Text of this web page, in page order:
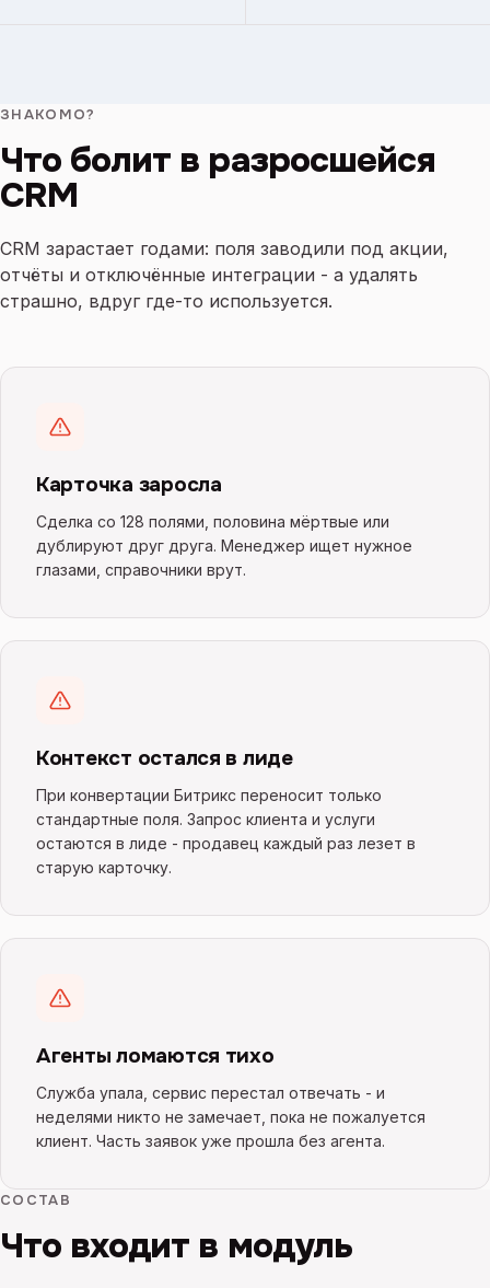
ЗНАКОМО?
Что болит в разросшейся
CRM
CRM зарастает годами: поля заводили под акции,
отчёты и отключённые интеграции - а удалять
страшно, вдруг где-то используется.
Карточка заросла
Сделка со 128 полями, половина мёртвые или
дублируют друг друга. Менеджер ищет нужное
глазами, справочники врут.
Контекст остался в лиде
При конвертации Битрикс переносит только
стандартные поля. Запрос клиента и услуги
остаются в лиде - продавец каждый раз лезет в
старую карточку.
Агенты ломаются тихо
Служба упала, сервис перестал отвечать - и
неделями никто не замечает, пока не пожалуется
клиент. Часть заявок уже прошла без агента.
СОСТАВ
Что входит в модуль